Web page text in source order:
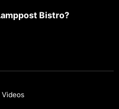
Bistro?
Videos